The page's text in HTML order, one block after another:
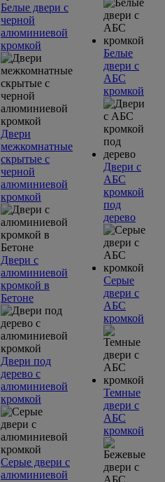
Белые двери с
черной
алюминиевой
кромкой
Двери
межкомнатные
скрытые с
черной
алюминиевой
кромкой
Двери с
алюминиевой
кромкой в
Бетоне
Двери под
дерево с
алюминиевой
кромкой
Серые двери с
алюминиевой
Белые
двери с
АБС
кромкой
Двери с
АБС
кромкой
под
дерево
Серые
двери с
АБС
кромкой
Темные
двери с
АБС
кромкой